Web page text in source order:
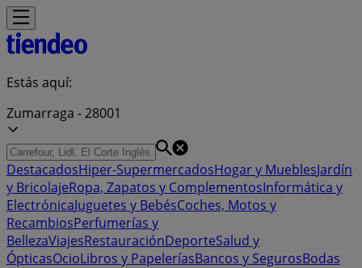
Estás aquí:
Zumarraga - 28001
DestacadosHiper-SupermercadosHogar y MueblesJardín
y BricolajeRopa, Zapatos y ComplementosInformática y
ElectrónicaJuguetes y BebésCoches, Motos y
RecambiosPerfumerías y
BellezaViajesRestauraciónDeporteSalud y
ÓpticasOcioLibros y PapeleríasBancos y SegurosBodas